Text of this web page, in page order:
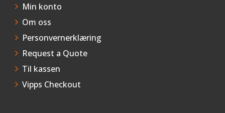
Min konto
Om oss
Personvernerklæring
Request a Quote
Til kassen
Vipps Checkout